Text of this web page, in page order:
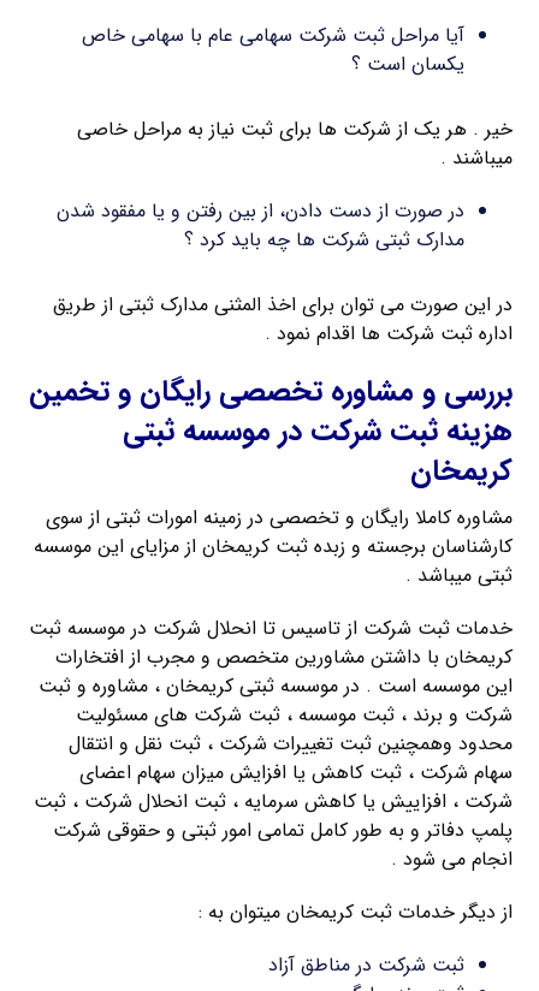
آیا مراحل ثبت شرکت سهامی عام با سهامی خاص
یکسان است ؟
خیر . هر یک از شرکت ها برای ثبت نیاز به مراحل خاصی
میباشند .
در صورت از دست دادن، از بین رفتن و یا مفقود شدن
مدارک ثبتی شرکت ها چه باید کرد ؟
در این صورت می توان برای اخذ المثنی مدارک ثبتی از طریق
اداره ثبت شرکت ها اقدام نمود .
بررسی و مشاوره تخصصی رایگان و تخمین
هزینه ثبت شرکت در موسسه ثبتی
کریمخان
مشاوره کاملا رایگان و تخصصی در زمینه امورات ثبتی از سوی
کارشناسان برجسته و زبده ثبت کریمخان از مزایای این موسسه
ثبتی میباشد .
خدمات ثبت شرکت از تاسیس تا انحلال شرکت در موسسه ثبت
کریمخان با داشتن مشاورین متخصص و مجرب از افتخارات
این موسسه است . در موسسه ثبتی کریمخان ، مشاوره و ثبت
شرکت و برند ، ثبت موسسه ، ثبت شرکت های مسئولیت
محدود وهمچنین ثبت تغییرات شرکت ، ثبت نقل و انتقال
سهام شرکت ، ثبت کاهش یا افزایش میزان سهام اعضای
شرکت ، افزاییش یا کاهش سرمایه ، ثبت انحلال شرکت ، ثبت
پلمپ دفاتر و به طور کامل تمامی امور ثبتی و حقوقی شرکت
انجام می شود .
از دیگر خدمات ثبت کریمخان میتوان به :
ثبت شرکت در مناطق آزاد